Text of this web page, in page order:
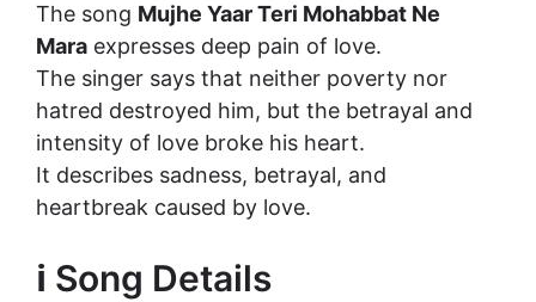
The song Mujhe Yaar Teri Mohabbat Ne
Mara expresses deep pain of love.
The singer says that neither poverty nor
hatred destroyed him, but the betrayal and
intensity of love broke his heart.
It describes sadness, betrayal, and
heartbreak caused by love.
ℹ️ Song Details